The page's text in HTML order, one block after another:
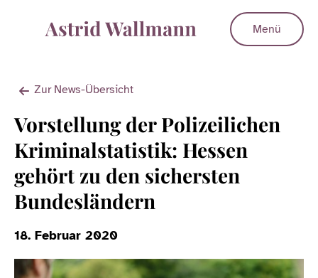
Menü
Zur News-Übersicht
Vorstellung der Polizeilichen
Kriminalstatistik: Hessen
gehört zu den sichersten
Bundesländern
18. Februar 2020